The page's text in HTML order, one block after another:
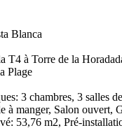
Blanca
T4 à Torre de la
Plage
3 chambres, 3 salles
à manger, Salon ouvert,
53,76 m2, Pré-